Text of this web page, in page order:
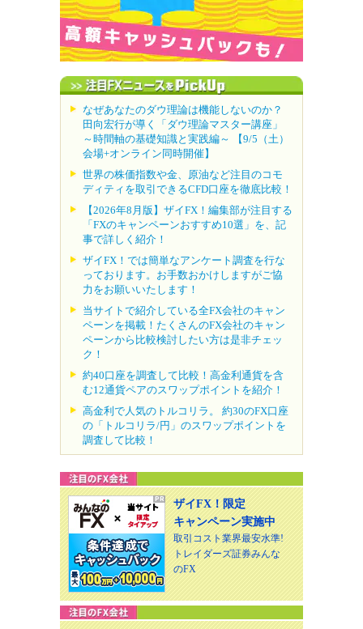
なぜあなたのダウ理論は機能しないのか？
田向宏行が導く「ダウ理論マスター講座」
～時間軸の基礎知識と実践編～ 【9/5（土）
会場+オンライン同時開催】
世界の株価指数や金、原油など注目のコモ
ディティを取引できるCFD口座を徹底比較！
【2026年8月版】ザイFX！編集部が注目する
「FXのキャンペーンおすすめ10選」を、記
事で詳しく紹介！
ザイFX！では簡単なアンケート調査を行な
っております。お手数おかけしますがご協
力をお願いいたします！
当サイトで紹介している全FX会社のキャン
ペーンを掲載！たくさんのFX会社のキャン
ペーンから比較検討したい方は是非チェッ
ク！
約40口座を調査して比較！高金利通貨を含
む12通貨ペアのスワップポイントを紹介！
高金利で人気のトルコリラ。 約30のFX口座
の「トルコリラ/円」のスワップポイントを
調査して比較！
ザイFX！限定
キャンペーン実施中
取引コスト業界最安水準!
トレイダーズ証券みんな
のFX